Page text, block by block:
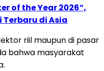
of the Year 2026”,
Terbaru di Asia
riil maupun di pasar
bahwa masyarakat